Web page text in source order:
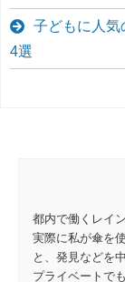
子どもに人気
4選
都内で働くレイ
実際に私が傘を
と、発見などを
プライベートで